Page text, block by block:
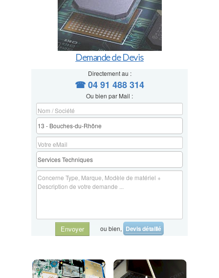
Demande de Devis
Directement au :
☎ 04 91 488 314
Ou bien par Mail :
Envoyer ou bien, Devis détaillé